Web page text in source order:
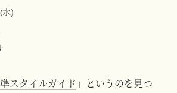
水)
スタイルガイド 」というのを見つ